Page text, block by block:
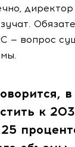
— вопрос
к